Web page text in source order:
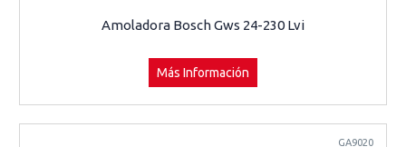
Amoladora Bosch Gws 24-230 Lvi
Más Información
GA9020